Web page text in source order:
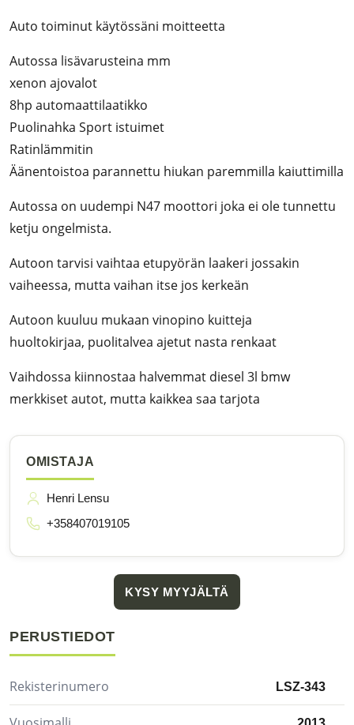
Auto toiminut käytössäni moitteetta
Autossa lisävarusteina mm
xenon ajovalot
8hp automaattilaatikko
Puolinahka Sport istuimet
Ratinlämmitin
Äänentoistoa parannettu hiukan paremmilla kaiuttimilla
Autossa on uudempi N47 moottori joka ei ole tunnettu
ketju ongelmista.
Autoon tarvisi vaihtaa etupyörän laakeri jossakin
vaiheessa, mutta vaihan itse jos kerkeän
Autoon kuuluu mukaan vinopino kuitteja
huoltokirjaa, puolitalvea ajetut nasta renkaat
Vaihdossa kiinnostaa halvemmat diesel 3l bmw
merkkiset autot, mutta kaikkea saa tarjota
OMISTAJA
Henri Lensu
+358407019105
KYSY MYYJÄLTÄ
PERUSTIEDOT
Rekisterinumero LSZ-343